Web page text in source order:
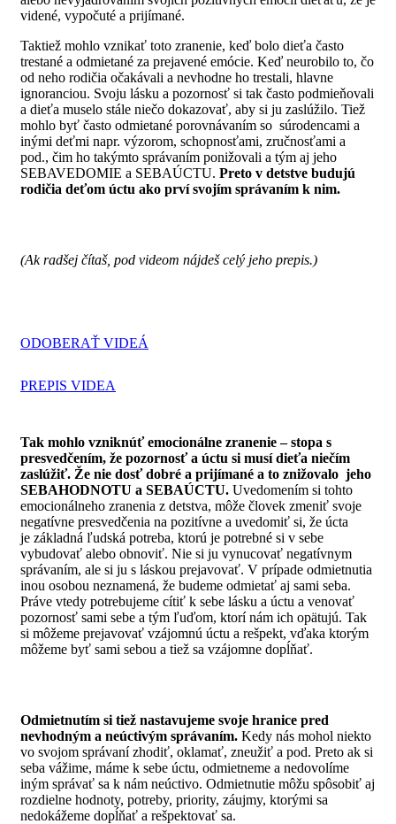
videné, vypočuté a prijímané.
Taktiež mohlo vznikať toto zranenie, keď bolo dieťa často
trestané a odmietané za prejavené emócie. Keď neurobilo to, čo
od neho rodičia očakávali a nevhodne ho trestali, hlavne
ignoranciou. Svoju lásku a pozornosť si tak často podmieňovali
a dieťa muselo stále niečo dokazovať, aby si ju zaslúžilo. Tiež
mohlo byť často odmietané porovnávaním so súrodencami a
inými deťmi napr. výzorom, schopnosťami, zručnosťami a
pod., čim ho takýmto správaním ponižovali a tým aj jeho
SEBAVEDOMIE a SEBAÚCTU. Preto v detstve budujú
rodičia deťom úctu ako prví svojím správaním k nim.
(Ak radšej čítaš, pod videom nájdeš celý jeho prepis.)
ODOBERAŤ VIDEÁ
PREPIS VIDEA
Tak mohlo vzniknúť emocionálne zranenie – stopa s
presvedčením, že pozornosť a úctu si musí dieťa niečím
zaslúžiť. Že nie dosť dobré a prijímané a to znižovalo jeho
SEBAHODNOTU a SEBAÚCTU. Uvedomením si tohto
emocionálneho zranenia z detstva, môže človek zmeniť svoje
negatívne presvedčenia na pozitívne a uvedomiť si, že úcta
je základná ľudská potreba, ktorú je potrebné si v sebe
vybudovať alebo obnoviť. Nie si ju vynucovať negatívnym
správaním, ale si ju s láskou prejavovať. V prípade odmietnutia
inou osobou neznamená, že budeme odmietať aj sami seba.
Práve vtedy potrebujeme cítiť k sebe lásku a úctu a venovať
pozornosť sami sebe a tým ľuďom, ktorí nám ich opätujú. Tak
si môžeme prejavovať vzájomnú úctu a rešpekt, vďaka ktorým
môžeme byť sami sebou a tiež sa vzájomne dopĺňať.
Odmietnutím si tiež nastavujeme svoje hranice pred
nevhodným a neúctivým správaním. Kedy nás mohol niekto
vo svojom správaní zhodiť, oklamať, zneužiť a pod. Preto ak si
seba vážime, máme k sebe úctu, odmietneme a nedovolíme
iným správať sa k nám neúctivo. Odmietnutie môžu spôsobiť aj
rozdielne hodnoty, potreby, priority, záujmy, ktorými sa
nedokážeme dopĺňať a rešpektovať sa.